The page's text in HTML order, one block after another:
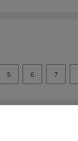
5 6 7